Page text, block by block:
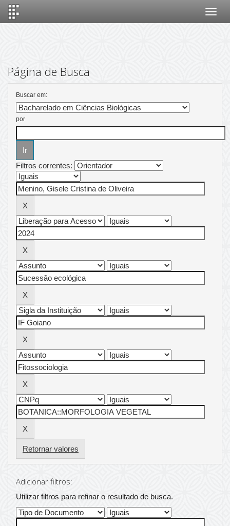
Página de Busca
Buscar em:
por
Filtros correntes:
Retornar valores
Adicionar filtros:
Utilizar filtros para refinar o resultado de busca.